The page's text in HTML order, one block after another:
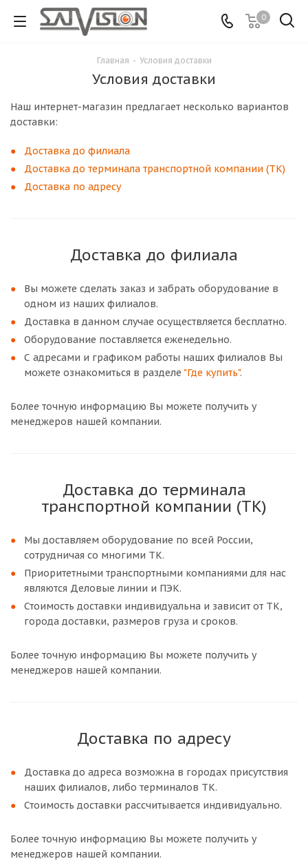
0
Главная - Условия доставки
Условия доставки
Наш интернет-магазин предлагает несколько вариантов
доставки:
Доставка до филиала
Доставка до терминала транспортной компании (ТК)
Доставка по адресу
Доставка до филиала
Вы можете сделать заказ и забрать оборудование в
одном из наших филиалов.
Доставка в данном случае осуществляется бесплатно.
Оборудование поставляется еженедельно.
С адресами и графиком работы наших филиалов Вы
можете ознакомиться в разделе "Где купить".
Более точную информацию Вы можете получить у
менеджеров нашей компании.
Доставка до терминала
транспортной компании (ТК)
Мы доставляем оборудование по всей России,
сотрудничая со многими ТК.
Приоритетными транспортными компаниями для нас
являются Деловые линии и ПЭК.
Стоимость доставки индивидуальна и зависит от ТК,
города доставки, размеров груза и сроков.
Более точную информацию Вы можете получить у
менеджеров нашей компании.
Доставка по адресу
Доставка до адреса возможна в городах присутствия
наших филиалов, либо терминалов ТК.
Стоимость доставки рассчитывается индивидуально.
Более точную информацию Вы можете получить у
менеджеров нашей компании.